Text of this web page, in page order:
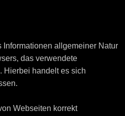
allgemeiner Natur
das verwendete
Hierbei handelt es sich
Webseiten korrekt